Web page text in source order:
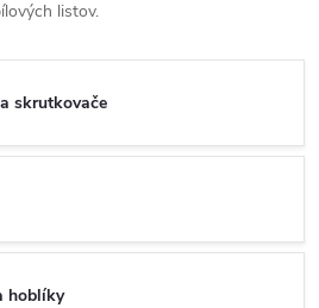
listov.
skrutkovače
hoblíky